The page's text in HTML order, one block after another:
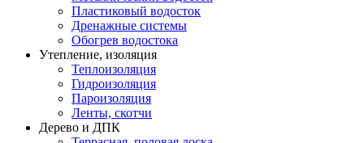
Пластиковый водосток
Дренажные системы
Обогрев водостока
Утепление, изоляция
Теплоизоляция
Гидроизоляция
Пароизоляция
Ленты, скотчи
Дерево и ДПК